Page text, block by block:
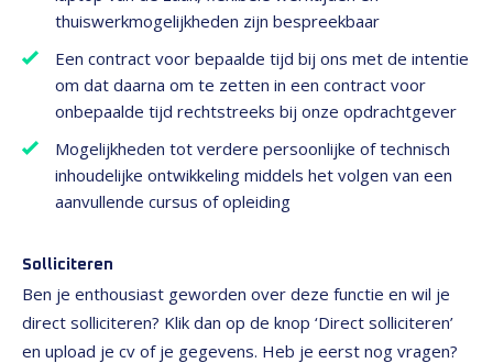
thuiswerkmogelijkheden zijn bespreekbaar
Een contract voor bepaalde tijd bij ons met de intentie
om dat daarna om te zetten in een contract voor
onbepaalde tijd rechtstreeks bij onze opdrachtgever
Mogelijkheden tot verdere persoonlijke of technisch
inhoudelijke ontwikkeling middels het volgen van een
aanvullende cursus of opleiding
Solliciteren
Ben je enthousiast geworden over deze functie en wil je
direct solliciteren? Klik dan op de knop ‘Direct solliciteren’
en upload je cv of je gegevens. Heb je eerst nog vragen?